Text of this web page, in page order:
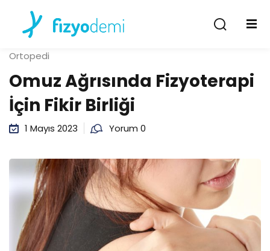
Ortopedi
Omuz Ağrısında Fizyoterapi
İçin Fikir Birliği
1 Mayıs 2023 Yorum 0
Giriş Yap
Hesabın yok mu? Kayıt Ol
Beni hatırla Şifremi unuttum